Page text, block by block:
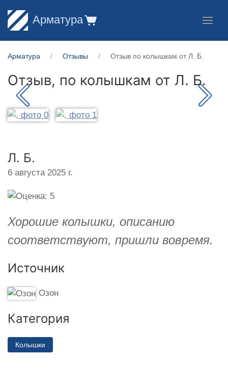
Арматура
Арматура Отзывы Отзыв по колышкам от Л. Б.
Отзыв, по колышкам от Л. Б.
Л. Б.
6 августа 2025 г.
Хорошие колышки, описанию
соответствуют, пришли вовремя.
Источник
Озон
Категория
Колышки